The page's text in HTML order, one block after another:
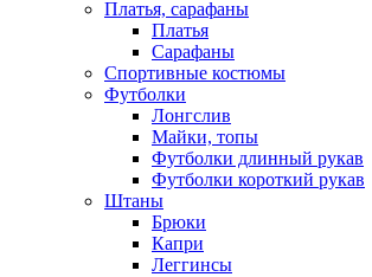
Платья, сарафаны
Платья
Сарафаны
Спортивные костюмы
Футболки
Лонгслив
Майки, топы
Футболки длинный рукав
Футболки короткий рукав
Штаны
Брюки
Капри
Леггинсы